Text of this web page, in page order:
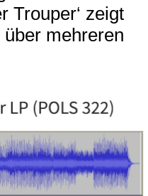
Trouper‘ zeigt
mehreren